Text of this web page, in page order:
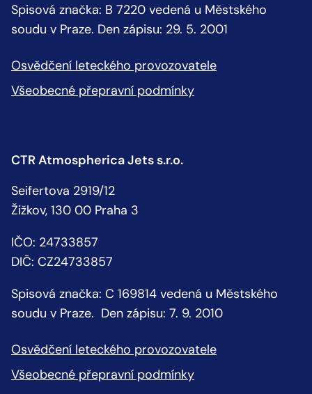
Spisová značka: B 7220 vedená u Městského
soudu v Praze. Den zápisu: 29. 5. 2001
Osvědčení leteckého provozovatele
Všeobecné přepravní podmínky
CTR Atmospherica Jets s.r.o.
Seifertova 2919/12
Žižkov, 130 00 Praha 3
IČO: 24733857
DIČ: CZ24733857
Spisová značka: C 169814 vedená u Městského
soudu v Praze. Den zápisu: 7. 9. 2010
Osvědčení leteckého provozovatele
Všeobecné přepravní podmínky